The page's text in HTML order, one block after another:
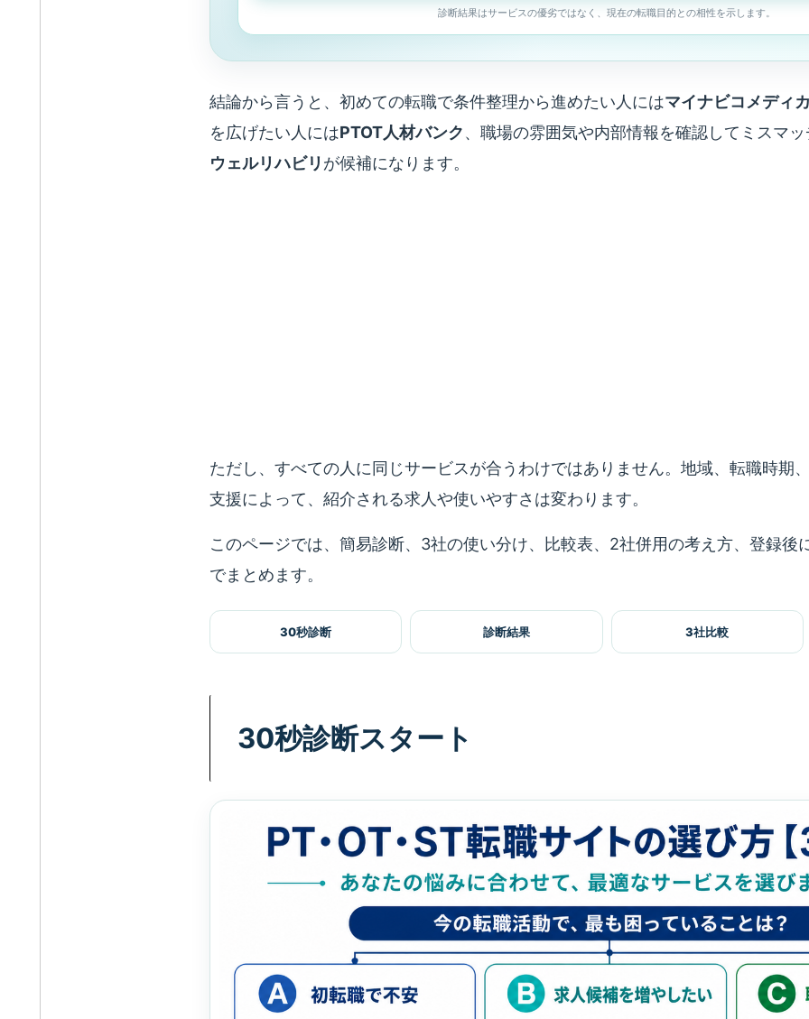
診断結果はサービスの優劣ではなく、現在の転職目的との相性を示します。
結論から言うと、初めての転職で条件整理から進めたい人にはマイナビコメディ
を広げたい人にはPTOT人材バンク、職場の雰囲気や内部情報を確認してミスマ
ウェルリハビリ が候補になります。
ただし、すべての人に同じサービスが合うわけではありません。地域、転職時期
支援によって、紹介される求人や使いやすさは変わります。
このページでは、簡易診断、3社の使い分け、比較表、2社併用の考え方、登録後
でまとめます。
30秒診断 診断結果 3社比較
30秒診断スタート